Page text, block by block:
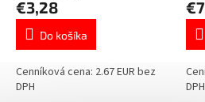
€3,28
Do košíka
Cenníková cena: 2.67 EUR bez
DPH
DPH